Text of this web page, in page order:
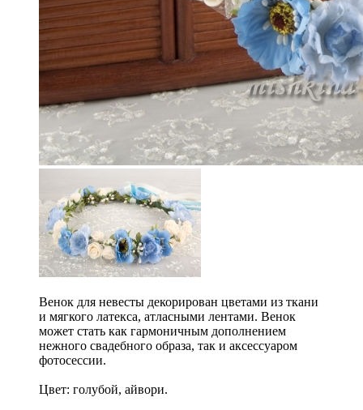
Венок для невесты декорирован цветами из ткани
и мягкого латекса, атласными лентами. Венок
может стать как гармоничным дополнением
нежного свадебного образа, так и аксессуаром
фотосессии.
Цвет: голубой, айвори.